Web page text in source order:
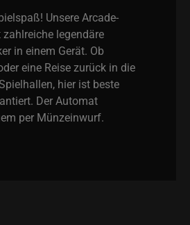
Unsere Arcade-
legendäre
in einem Gerät. Ob
eine Reise zurück in die
hier ist beste
Der Automat
per Münzeinwurf.